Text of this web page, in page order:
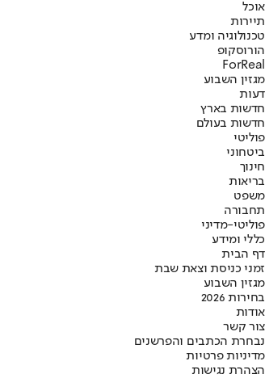
אוכל
תיירות
טכנולוגיה ומדע
הורוסקופ
ForReal
מגזין השבוע
דעות
חדשות בארץ
חדשות בעולם
פוליטי
ביטחוני
חינוך
בריאות
משפט
תחבורה
פוליטי-מדיני
כללי ומידע
דף הבית
זמני כניסת וצאת שבת
מגזין השבוע
בחירות 2026
אודות
צור קשר
נבחרת הכתבים והפרשנים
מדיניות פרטיות
הצהרת נגישות